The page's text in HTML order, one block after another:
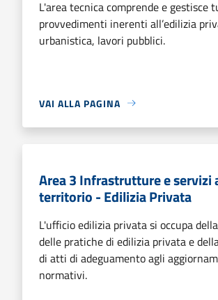
L'area tecnica comprende e gestisce
provvedimenti inerenti all’edilizia
urbanistica, lavori pubblici.
VAI ALLA PAGINA
Area 3 Infrastrutture e servizi
territorio - Edilizia Privata
L'ufficio edilizia privata si occupa
delle pratiche di edilizia privata e
di atti di adeguamento agli
normativi.